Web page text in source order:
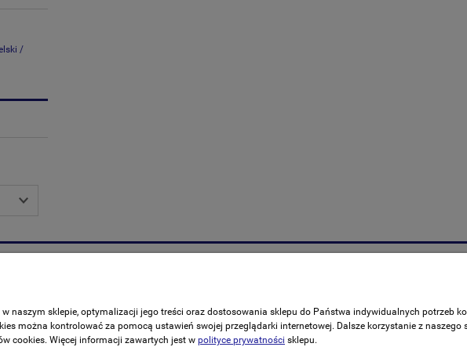
/
Jak kupować?
Częste pytania
Logowanie
Moje zamówienia
w naszym sklepie, optymalizacji jego treści oraz dostosowania sklepu do Państwa indywidualnych potrzeb
można kontrolować za pomocą ustawień swojej przeglądarki internetowej. Dalsze korzystanie z
cookies. Więcej informacji zawartych jest w polityce prywatności sklepu.